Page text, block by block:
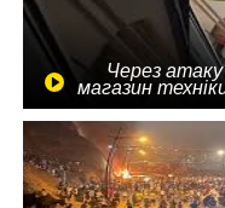
Через
магазин